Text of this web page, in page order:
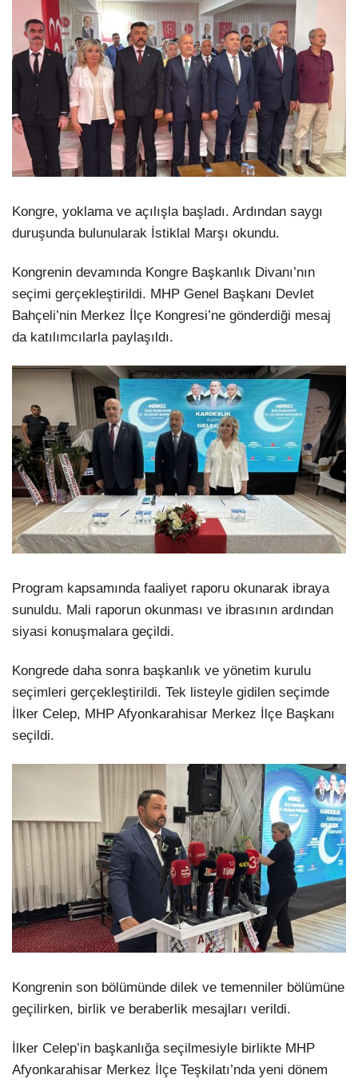
Kongre, yoklama ve açılışla başladı. Ardından saygı
duruşunda bulunularak İstiklal Marşı okundu.
Kongrenin devamında Kongre Başkanlık Divanı’nın
seçimi gerçekleştirildi. MHP Genel Başkanı Devlet
Bahçeli’nin Merkez İlçe Kongresi’ne gönderdiği mesaj
da katılımcılarla paylaşıldı.
Program kapsamında faaliyet raporu okunarak ibraya
sunuldu. Mali raporun okunması ve ibrasının ardından
siyasi konuşmalara geçildi.
Kongrede daha sonra başkanlık ve yönetim kurulu
seçimleri gerçekleştirildi. Tek listeyle gidilen seçimde
İlker Celep, MHP Afyonkarahisar Merkez İlçe Başkanı
seçildi.
Kongrenin son bölümünde dilek ve temenniler bölümüne
geçilirken, birlik ve beraberlik mesajları verildi.
İlker Celep’in başkanlığa seçilmesiyle birlikte MHP
Afyonkarahisar Merkez İlçe Teşkilatı’nda yeni dönem